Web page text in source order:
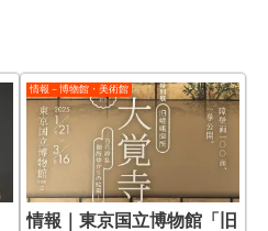
情報－博物館・美術館
情報｜東京国立博物館「旧